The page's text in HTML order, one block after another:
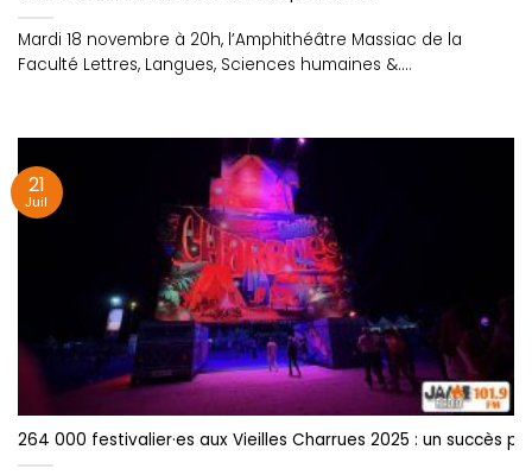
Mardi 18 novembre à 20h, l’Amphithéâtre Massiac de la
Faculté Lettres, Langues, Sciences humaines &....
264 000 festivalier·es aux Vieilles Charrues 2025 : un succès
21
Juil